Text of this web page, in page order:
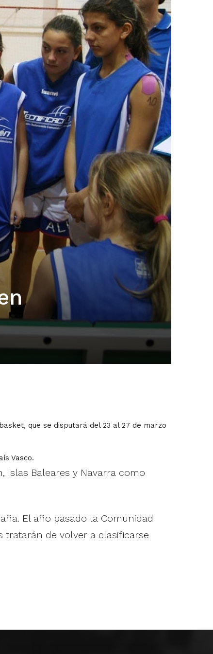
que se disputará del 23 al 27 de marzo
Vasco.
Islas Baleares y Navarra como
El año pasado la Comunidad
de volver a clasificarse